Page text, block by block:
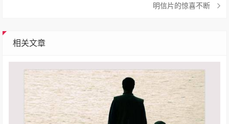
明信片的惊喜不断
相关文章